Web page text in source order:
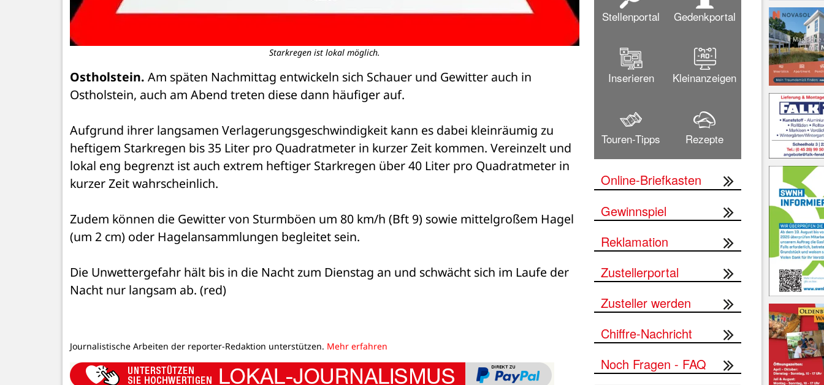
Starkregen ist lokal möglich.
Ostholstein. Am späten Nachmittag entwickeln sich Schauer und Gewitter auch in
Ostholstein, auch am Abend treten diese dann häufiger auf.
Aufgrund ihrer langsamen Verlagerungsgeschwindigkeit kann es dabei kleinräumig zu
heftigem Starkregen bis 35 Liter pro Quadratmeter in kurzer Zeit kommen. Vereinzelt und
lokal eng begrenzt ist auch extrem heftiger Starkregen über 40 Liter pro Quadratmeter in
kurzer Zeit wahrscheinlich.
Zudem können die Gewitter von Sturmböen um 80 km/h (Bft 9) sowie mittelgroßem Hagel
(um 2 cm) oder Hagelansammlungen begleitet sein.
Die Unwettergefahr hält bis in die Nacht zum Dienstag an und schwächt sich im Laufe der
Nacht nur langsam ab. (red)
Journalistische Arbeiten der reporter-Redaktion unterstützen. Mehr erfahren
Stellenportal Gedenkportal
Inserieren Kleinanzeigen
Touren-Tipps Rezepte
Online-Briefkasten
Gewinnspiel
Reklamation
Zustellerportal
Zusteller werden
Chiffre-Nachricht
Noch Fragen - FAQ